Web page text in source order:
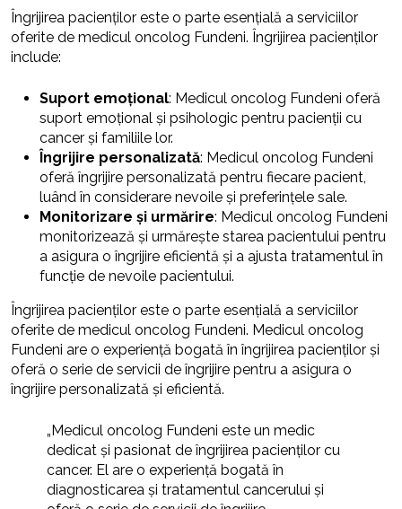
Îngrijirea pacienților este o parte esențială a serviciilor
oferite de medicul oncolog Fundeni. Îngrijirea pacienților
include:
Suport emoțional: Medicul oncolog Fundeni oferă
suport emoțional și psihologic pentru pacienții cu
cancer și familiile lor.
Îngrijire personalizată: Medicul oncolog Fundeni
oferă îngrijire personalizată pentru fiecare pacient,
luând în considerare nevoile și preferințele sale.
Monitorizare și urmărire: Medicul oncolog Fundeni
monitorizează și urmărește starea pacientului pentru
a asigura o îngrijire eficientă și a ajusta tratamentul în
funcție de nevoile pacientului.
Îngrijirea pacienților este o parte esențială a serviciilor
oferite de medicul oncolog Fundeni. Medicul oncolog
Fundeni are o experiență bogată în îngrijirea pacienților și
oferă o serie de servicii de îngrijire pentru a asigura o
îngrijire personalizată și eficientă.
„Medicul oncolog Fundeni este un medic
dedicat și pasionat de îngrijirea pacienților cu
cancer. El are o experiență bogată în
diagnosticarea și tratamentul cancerului și